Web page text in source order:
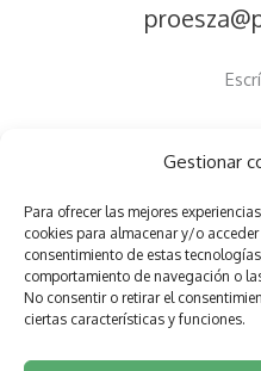
Gestionar
Para ofrecer las mejores
cookies para almacenar y/o
consentimiento de estas
comportamiento de navegación o
No consentir o retirar el
ciertas características y funciones.
Copyright ©
Política de
Política de
Declaración
Aviso Legal